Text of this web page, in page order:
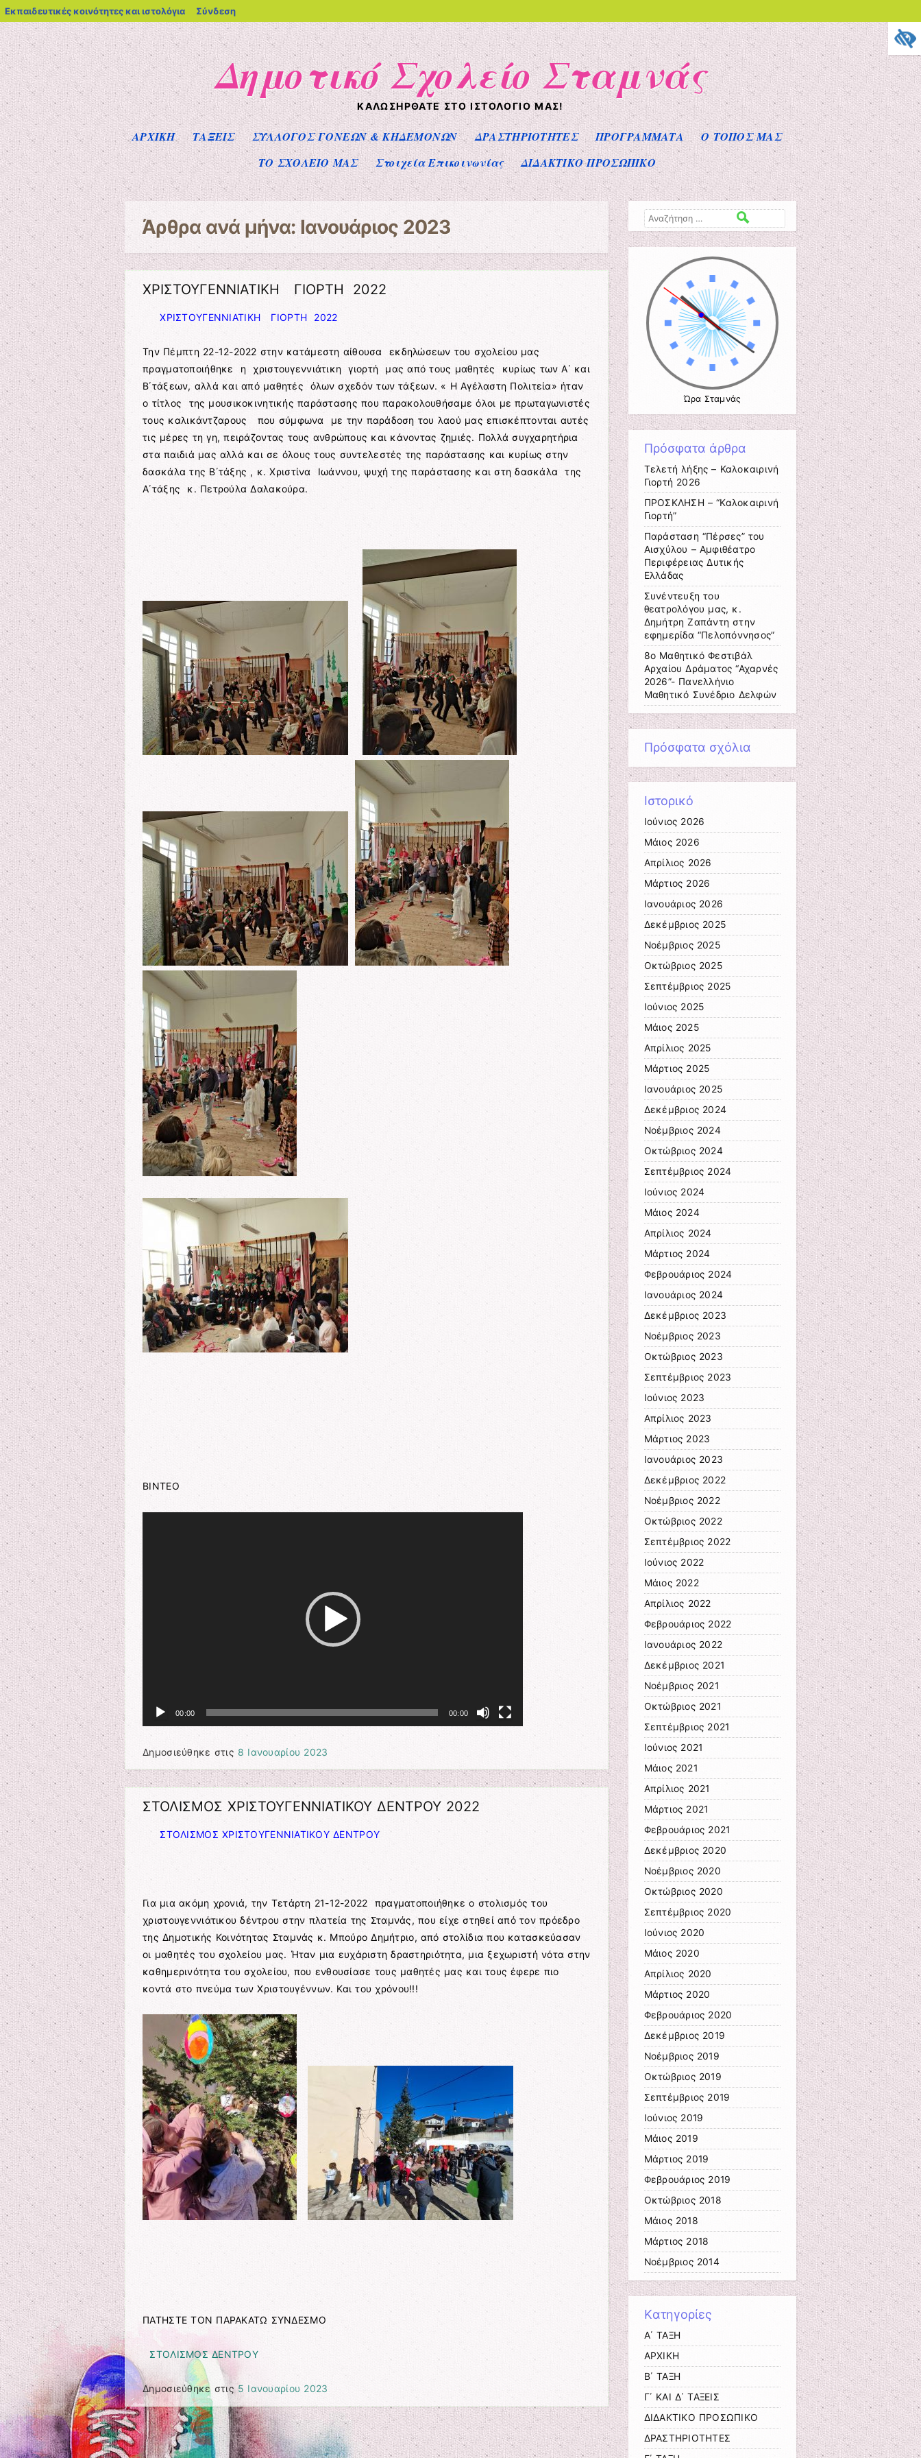
Εκπαιδευτικές κοινότητες και ιστολόγια blogs.sch.gr
Σύνδεση
Δημοτικό Σχολείο Σταμνάς
ΚΑΛΩΣΉΡΘΑΤΕ ΣΤΟ ΙΣΤΟΛΌΓΙΌ ΜΑΣ!
Μενού
Μετάβαση στο περιεχόμενο
ΑΡΧΙΚΗ ΤΑΞΕΙΣ ΣΥΛΛΟΓΟΣ ΓΟΝΕΩΝ & ΚΗΔΕΜΟΝΩΝ ΔΡΑΣΤΗΡΙΟΤΗΤΕΣ ΠΡΟΓΡΑΜΜΑΤΑ
Ο ΤΟΠΟΣ ΜΑΣ
ΤΟ ΣΧΟΛΕΙΟ ΜΑΣ
Στοιχεία Επικοινωνίας ΔΙΔΑΚΤΙΚΟ ΠΡΟΣΩΠΙΚΟ
Άρθρα ανά μήνα: Ιανουάριος 2023
ΧΡΙΣΤΟΥΓΕΝΝΙΑΤΙΚΗ ΓΙΟΡΤΗ 2022
ΧΡΙΣΤΟΥΓΕΝΝΙΑΤΙΚΗ ΓΙΟΡΤΗ 2022
Την Πέμπτη 22-12-2022 στην κατάμεστη αίθουσα εκδηλώσεων του σχολείου μας
πραγματοποιήθηκε η χριστουγεννιάτικη γιορτή μας από τους μαθητές κυρίως των Α΄ και
Β΄τάξεων, αλλά και από μαθητές όλων σχεδόν των τάξεων. « Η Αγέλαστη Πολιτεία» ήταν
ο τίτλος της μουσικοκινητικής παράστασης που παρακολουθήσαμε όλοι με πρωταγωνιστές
τους καλικάντζαρους που σύμφωνα με την παράδοση του λαού μας επισκέπτονται αυτές
τις μέρες τη γη, πειράζοντας τους ανθρώπους και κάνοντας ζημιές. Πολλά συγχαρητήρια
στα παιδιά μας αλλά και σε όλους τους συντελεστές της παράστασης και κυρίως στην
δασκάλα της Β΄τάξης , κ. Χριστίνα Ιωάννου, ψυχή της παράστασης και στη δασκάλα της
Α΄τάξης κ. Πετρούλα Δαλακούρα.
ΒΙΝΤΕΟ
00:00 00:00
Δημοσιεύθηκε στις 8 Ιανουαρίου 2023
ΣΤΟΛΙΣΜΟΣ ΧΡΙΣΤΟΥΓΕΝΝΙΑΤΙΚΟΥ ΔΕΝΤΡΟΥ 2022
ΣΤΟΛΙΣΜΟΣ ΧΡΙΣΤΟΥΓΕΝΝΙΑΤΙΚΟΥ ΔΕΝΤΡΟΥ
Για μια ακόμη χρονιά, την Τετάρτη 21-12-2022 πραγματοποιήθηκε ο στολισμός του
χριστουγεννιάτικου δέντρου στην πλατεία της Σταμνάς, που είχε στηθεί από τον πρόεδρο
της Δημοτικής Κοινότητας Σταμνάς κ. Μπούρο Δημήτριο, από στολίδια που κατασκεύασαν
οι μαθητές του σχολείου μας. Ήταν μια ευχάριστη δραστηριότητα, μια ξεχωριστή νότα στην
καθημερινότητα του σχολείου, που ενθουσίασε τους μαθητές μας και τους έφερε πιο
κοντά στο πνεύμα των Χριστουγέννων. Και του χρόνου!!!
ΠΑΤΗΣΤΕ ΤΟΝ ΠΑΡΑΚΑΤΩ ΣΥΝΔΕΣΜΟ
ΣΤΟΛΙΣΜΟΣ ΔΕΝΤΡΟΥ
Δημοσιεύθηκε στις 5 Ιανουαρίου 2023
Αναζήτηση
Ώρα Σταμνάς
Πρόσφατα άρθρα
Τελετή λήξης – Καλοκαιρινή
Γιορτή 2026
ΠΡΟΣΚΛΗΣΗ – “Καλοκαιρινή
Γιορτή”
Παράσταση “Πέρσες” του
Αισχύλου – Αμφιθέατρο
Περιφέρειας Δυτικής
Ελλάδας
Συνέντευξη του
θεατρολόγου μας, κ.
Δημήτρη Ζαπάντη στην
εφημερίδα “Πελοπόννησος”
8ο Μαθητικό Φεστιβάλ
Αρχαίου Δράματος “Αχαρνές
2026”- Πανελλήνιο
Μαθητικό Συνέδριο Δελφών
Πρόσφατα σχόλια
Ιστορικό
Ιούνιος 2026
Μάιος 2026
Απρίλιος 2026
Μάρτιος 2026
Ιανουάριος 2026
Δεκέμβριος 2025
Νοέμβριος 2025
Οκτώβριος 2025
Σεπτέμβριος 2025
Ιούνιος 2025
Μάιος 2025
Απρίλιος 2025
Μάρτιος 2025
Ιανουάριος 2025
Δεκέμβριος 2024
Νοέμβριος 2024
Οκτώβριος 2024
Σεπτέμβριος 2024
Ιούνιος 2024
Μάιος 2024
Απρίλιος 2024
Μάρτιος 2024
Φεβρουάριος 2024
Ιανουάριος 2024
Δεκέμβριος 2023
Νοέμβριος 2023
Οκτώβριος 2023
Σεπτέμβριος 2023
Ιούνιος 2023
Απρίλιος 2023
Μάρτιος 2023
Ιανουάριος 2023
Δεκέμβριος 2022
Νοέμβριος 2022
Οκτώβριος 2022
Σεπτέμβριος 2022
Ιούνιος 2022
Μάιος 2022
Απρίλιος 2022
Φεβρουάριος 2022
Ιανουάριος 2022
Δεκέμβριος 2021
Νοέμβριος 2021
Οκτώβριος 2021
Σεπτέμβριος 2021
Ιούνιος 2021
Μάιος 2021
Απρίλιος 2021
Μάρτιος 2021
Φεβρουάριος 2021
Δεκέμβριος 2020
Νοέμβριος 2020
Οκτώβριος 2020
Σεπτέμβριος 2020
Ιούνιος 2020
Μάιος 2020
Απρίλιος 2020
Μάρτιος 2020
Φεβρουάριος 2020
Δεκέμβριος 2019
Νοέμβριος 2019
Οκτώβριος 2019
Σεπτέμβριος 2019
Ιούνιος 2019
Μάιος 2019
Μάρτιος 2019
Φεβρουάριος 2019
Οκτώβριος 2018
Μάιος 2018
Μάρτιος 2018
Νοέμβριος 2014
Kατηγορίες
Α΄ ΤΑΞΗ
ΑΡΧΙΚΗ
Β΄ ΤΑΞΗ
Γ΄ ΚΑΙ Δ΄ ΤΑΞΕΙΣ
ΔΙΔΑΚΤΙΚΟ ΠΡΟΣΩΠΙΚΟ
ΔΡΑΣΤΗΡΙΟΤΗΤΕΣ